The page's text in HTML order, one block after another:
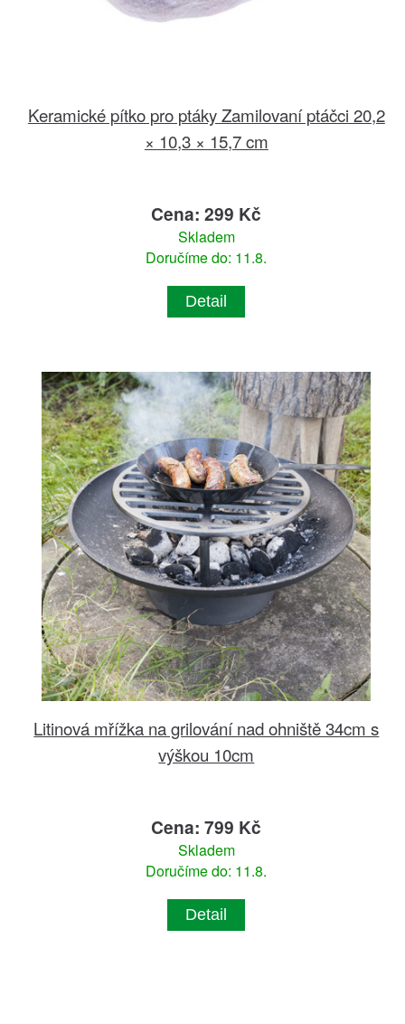
Keramické pítko pro ptáky Zamilovaní ptáčci 20,2
× 10,3 × 15,7 cm
Cena: 299 Kč
Skladem
Doručíme do: 11.8.
Detail
Litinová mřížka na grilování nad ohniště 34cm s
výškou 10cm
Cena: 799 Kč
Skladem
Doručíme do: 11.8.
Detail